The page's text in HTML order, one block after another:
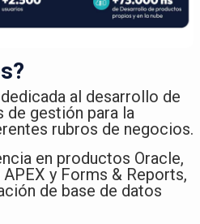
al desarrollo de
gestión para la
rubros de negocios.​
en productos Oracle,
y Forms & Reports,
de base de datos